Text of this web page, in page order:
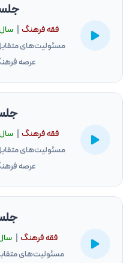
فقه فرهنگ |سال
مسئولیت‌های
عرصه
فقه فرهنگ سال
مسئولیت‌های
عرصه
فقه فرهنگ |
مسئولیت‌های